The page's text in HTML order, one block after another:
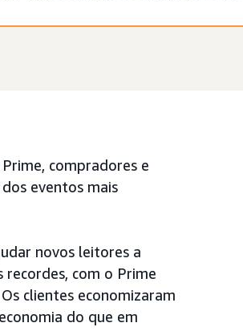
compradores e
eventos mais
novos leitores a
com o Prime
clientes economizaram
do que em